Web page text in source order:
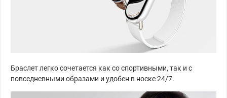
Браслет легко сочетается как со спортивными, так и с
повседневными образами и удобен в носке 24/7.